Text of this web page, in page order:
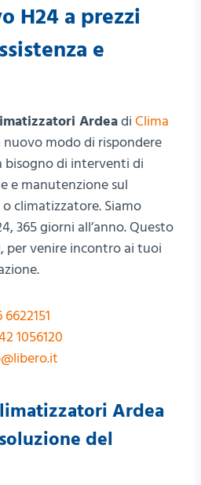
H24 a prezzi
e
Ardeadi Clima
nuovo modo di rispondere
bisogno di interventi di
e manutenzione sul
climatizzatore. Siamo
365 giorni all’anno. Questo
per venire incontro ai tuoi
6622151
1056120
Ardea
del